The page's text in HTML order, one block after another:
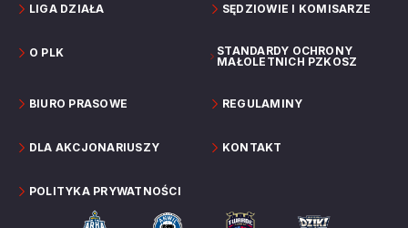
LIGA DZIAŁA SĘDZIOWIE I KOMISARZE
O PLK
STANDARDY OCHRONY
MAŁOLETNICH PZKOSZ
BIURO PRASOWE REGULAMINY
DLA AKCJONARIUSZY KONTAKT
POLITYKA PRYWATNOŚCI